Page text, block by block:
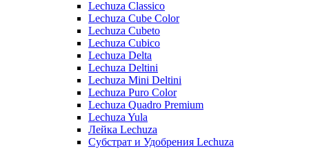
Lechuza Classico
Lechuza Cube Color
Lechuza Cubeto
Lechuza Cubico
Lechuza Delta
Lechuza Deltini
Lechuza Mini Deltini
Lechuza Puro Color
Lechuza Quadro Premium
Lechuza Yula
Лейка Lechuza
Субстрат и Удобрения Lechuza